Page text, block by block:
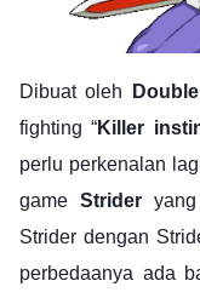
Dibuat oleh
fighting “Killer
perlu perkenalan
game Strideryang
Strider dengan
perbedaanya ada